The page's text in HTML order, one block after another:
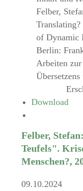
Felber,
of Dynamic
Berlin:
Arbeiten
Download
Felber,
Teufels".
Menschen?,
09.10.2024